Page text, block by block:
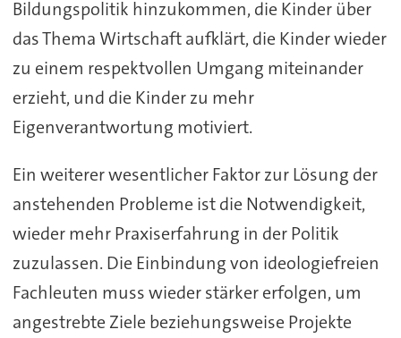
Bildungspolitik hinzukommen, die Kinder über
das Thema Wirtschaft aufklärt, die Kinder wieder
zu einem respektvollen Umgang miteinander
erzieht, und die Kinder zu mehr
Eigenverantwortung motiviert.
Ein weiterer wesentlicher Faktor zur Lösung der
anstehenden Probleme ist die Notwendigkeit,
wieder mehr Praxiserfahrung in der Politik
zuzulassen. Die Einbindung von ideologiefreien
Fachleuten muss wieder stärker erfolgen, um
angestrebte Ziele beziehungsweise Projekte